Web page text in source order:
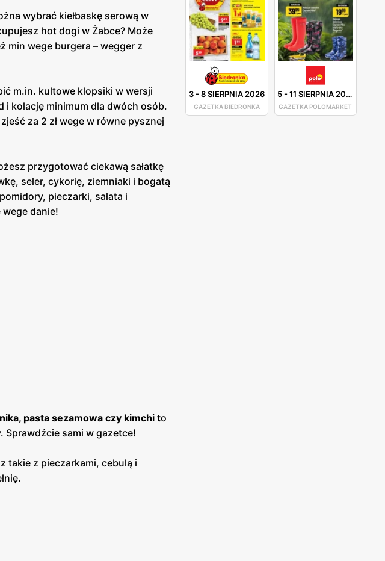
3-8 SIERPNIA 2026
GAZETKA BIEDRONKA
5-11 SIERPNIA 2026
GAZETKA POLOMARKET
wybrać kiełbaskę serową w
hot dogi w Żabce? Może
min wege burgera – wegger z
m.in. kultowe klopsiki w wersji
i kolację minimum dla dwóch osób.
za 2 zł wege w równe pysznej
przygotować ciekawą sałatkę
seler, cykorię, ziemniaki i bogatą
pieczarki, sałata i
danie!
pasta sezamowa czy kimchi to
Sprawdźcie sami w gazetce!
takie z pieczarkami, cebulą i